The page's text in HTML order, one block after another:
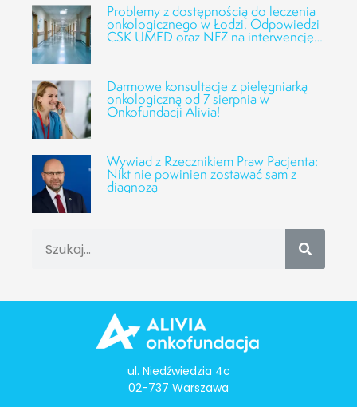
Problemy z dostępnością do leczenia
onkologicznego w Łodzi. Odpowiedzi
CSK UMED oraz NFZ na interwencję
Darmowe konsultacje z pielęgniarką
onkologiczną od 7 sierpnia w
Onkofundacji Alivia!
Wywiad z Rzecznikiem Praw Pacjenta:
Nikt nie powinien zostawać sam z
diagnozą
ul. Niedźwiedzia 4c
02-737 Warszawa